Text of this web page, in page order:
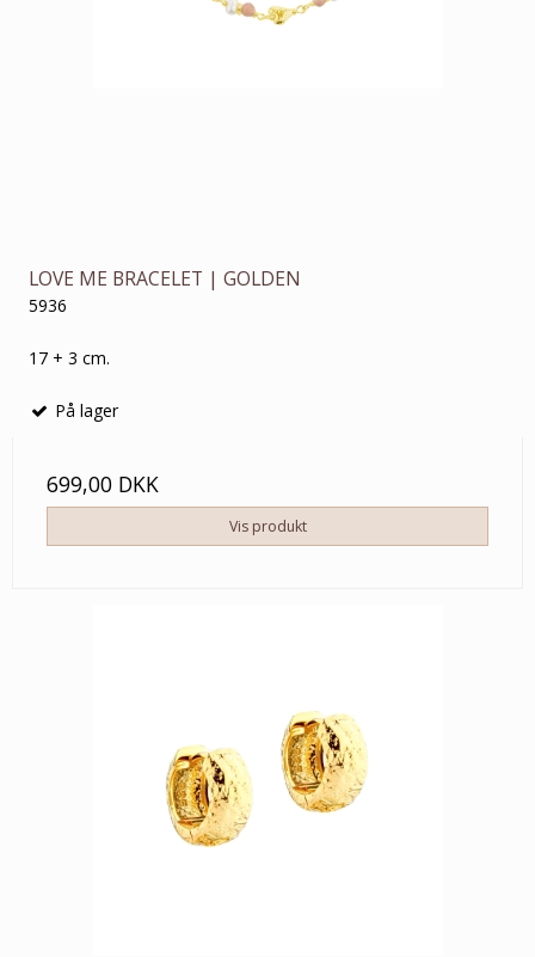
LOVE ME BRACELET | GOLDEN
5936
17 + 3 cm.
På lager
699,00 DKK
Vis produkt